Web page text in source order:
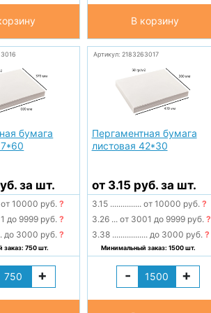
В корзину
бумага
за шт.
10000 руб.?
до 9999 руб.?
до 3000 руб.?
750 шт.
+
Артикул: 2183263017
Пергаментная бумага
листовая 42*30
от 3.15 руб. за шт.
3.15 ............... от 10000 руб. ?
3.26 ... от 3001 до 9999 руб. ?
3.38 ................. до 3000 руб. ?
Минимальный заказ: 1500 шт.
- +